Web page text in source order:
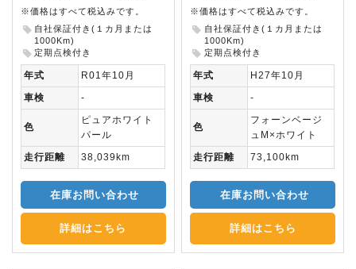
※価格はすべて税込みです。
自社保証付き(１カ月または
1000Km)
定期点検付き
年式
R01年10月
車検
-
色
ピュアホワイト
パール
走行距離
38,039km
在庫お問い合わせ
詳細はこちら
※価格はすべて税込みです。
自社保証付き(１カ月または
1000Km)
定期点検付き
年式
H27年10月
車検
-
色
フォーンベージ
ュM×ホワイト
走行距離
73,100km
在庫お問い合わせ
詳細はこちら